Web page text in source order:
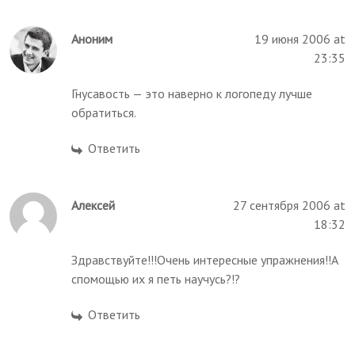
Аноним
19 июня 2006 at
23:35
Гнусавость — это наверно к логопеду лучше
обратиться.
Ответить
Алексей
27 сентября 2006 at
18:32
Здравствуйте!!!Очень интересные упражнения!!А
спомощью их я петь научусь?!?
Ответить